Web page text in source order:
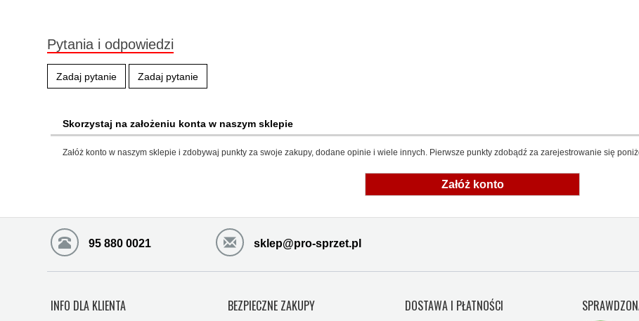
Pytania i odpowiedzi
Zadaj pytanie Zadaj pytanie
Skorzystaj na założeniu konta w naszym sklepie
Załóż konto w naszym sklepie i zdobywaj punkty za swoje zakupy, dodane opinie i wiele innych. Pierwsze punkty zdobądź za zarejestrowanie się
Załóż konto
95 880 0021 sklep@pro-sprzet.pl
INFO DLA KLIENTA BEZPIECZNE ZAKUPY DOSTAWA I PŁATNOŚCI